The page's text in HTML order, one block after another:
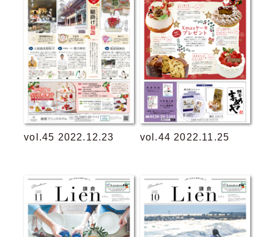
vol.45 2022.12.23 vol.44 2022.11.25